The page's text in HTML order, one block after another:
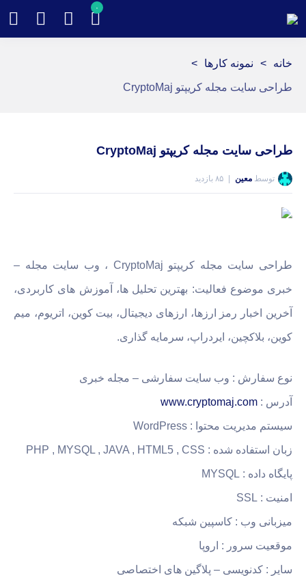
۰
خانه > نمونه کارها >
طراحی سایت مجله کریپتو CryptoMaj
طراحی سایت مجله کریپتو CryptoMaj
توسط معین ۸۵ بازدید
طراحی سایت مجله کریپتو CryptoMaj ، وب سایت مجله –
خبری موضوع فعالیت: بهترین تحلیل ها، آموزش های کاربردی،
آخرین اخبار رمز ارزها، ارزهای دیجیتال، بیت کوین، اتریوم، میم
کوین، بلاکچین، ایردراپ، سرمایه گذاری.
نوع سفارش : وب سایت سفارشی – مجله خبری
آدرس : www.cryptomaj.com
سیستم مدیریت محتوا : WordPress
زبان استفاده شده : PHP , MYSQL , JAVA , HTML5 , CSS
پایگاه داده : MYSQL
امنیت : SSL
میزبانی وب : کاسپین شبکه
موقعیت سرور : اروپا
سایر : کدنویسی – پلاگین های اختصاصی